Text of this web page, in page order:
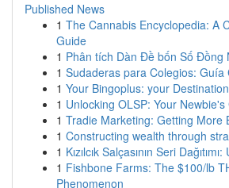
Published News
1 The Cannabis Encyclopedia: A
Guide
1 Phân tích Dàn Đề bốn Số Đồng
1 Sudaderas para Colegios: Guía
1 Your Bingoplus: your
1 Unlocking OLSP: Your
1 Tradie Marketing: Getting More
1 Constructing wealth through
1 Kızılcık Salçasının Seri
1 Fishbone Farms: The $100/lb
Phenomenon